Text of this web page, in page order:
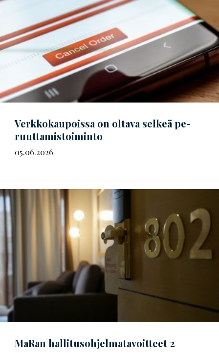
Verkkokaupoissa on oltava selkeä pe­
ruut­ta­mis­toi­min­to
05.06.2026
MaRan hal­li­tus­oh­jel­ma­ta­voit­teet 2